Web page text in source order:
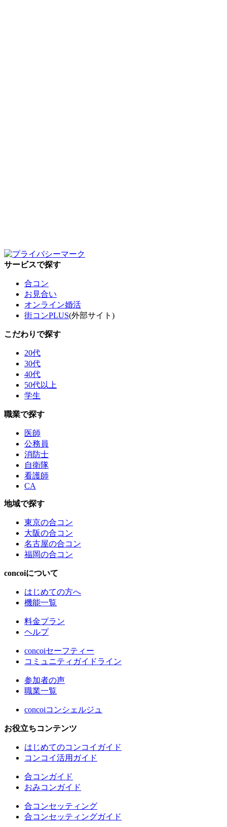
サービスで探す
合コン
お見合い
オンライン婚活
街コンPLUS(外部サイト)
こだわりで探す
20代
30代
40代
50代以上
学生
職業で探す
医師
公務員
消防士
自衛隊
看護師
CA
地域で探す
東京の合コン
大阪の合コン
名古屋の合コン
福岡の合コン
concoiについて
はじめての方へ
機能一覧
料金プラン
ヘルプ
concoiセーフティー
コミュニティガイドライン
参加者の声
職業一覧
concoiコンシェルジュ
お役立ちコンテンツ
はじめてのコンコイガイド
コンコイ活用ガイド
合コンガイド
おみコンガイド
合コンセッティング
合コンセッティングガイド